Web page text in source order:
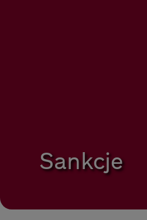
Sankcje